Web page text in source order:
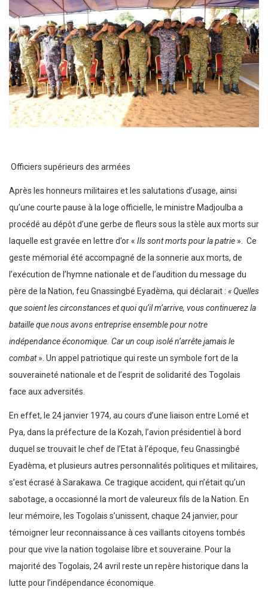
Officiers supérieurs des armées
Après les honneurs militaires et les salutations d’usage, ainsi
qu’une courte pause à la loge officielle, le ministre Madjoulba a
procédé au dépôt d’une gerbe de fleurs sous la stèle aux morts sur
laquelle est gravée en lettre d’or « Ils sont morts pour la patrie ». Ce
geste mémorial été accompagné de la sonnerie aux morts, de
l’exécution de l’hymne nationale et de l’audition du message du
père de la Nation, feu Gnassingbé Eyadèma, qui déclarait : « Quelles
que soient les circonstances et quoi qu’il m’arrive, vous continuerez la
bataille que nous avons entreprise ensemble pour notre
indépendance économique. Car un coup isolé n’arrête jamais le
combat». Un appel patriotique qui reste un symbole fort de la
souveraineté nationale et de l’esprit de solidarité des Togolais
face aux adversités.
En effet, le 24 janvier 1974, au cours d’une liaison entre Lomé et
Pya, dans la préfecture de la Kozah, l’avion présidentiel à bord
duquel se trouvait le chef de l’Etat à l’époque, feu Gnassingbé
Eyadèma, et plusieurs autres personnalités politiques et militaires,
s’est écrasé à Sarakawa. Ce tragique accident, qui n’était qu’un
sabotage, a occasionné la mort de valeureux fils de la Nation. En
leur mémoire, les Togolais s’unissent, chaque 24 janvier, pour
témoigner leur reconnaissance à ces vaillants citoyens tombés
pour que vive la nation togolaise libre et souveraine. Pour la
majorité des Togolais, 24 avril reste un repère historique dans la
lutte pour l’indépendance économique.